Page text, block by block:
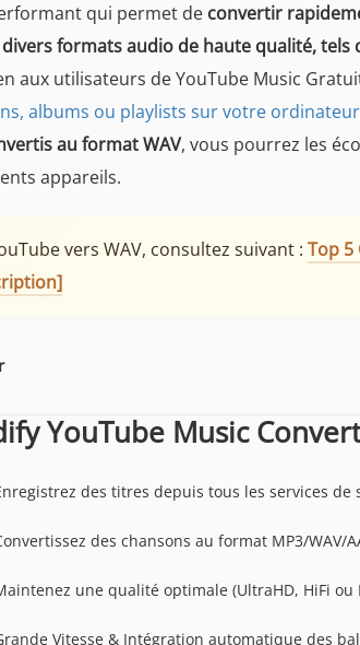
qui permet de convertir
formats audio de haute qualité, tels
aux utilisateurs de YouTube Music
albums ou playlists sur votre
au format WAV, vous pourrez les
appareils.
vers WAV, consultez suivant : Top 5
YouTube Music
des titres depuis tous les services
des chansons au format MP3/WAV/
une qualité optimale (UltraHD, HiFi ou
Vitesse & Intégration automatique des